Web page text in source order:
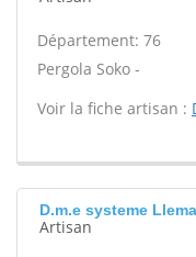
Département: 76
Pergola Soko -
Voir la fiche artisan :
D.m.e systeme
Artisan